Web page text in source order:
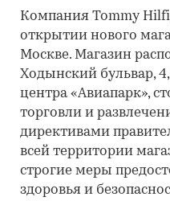
Компания Tommy
открытии нового
Москве. Магазин
Ходынский бульвар,
центра «Авиапарк»,
торговли и
директивами
всей территории
строгие меры
здоровья и